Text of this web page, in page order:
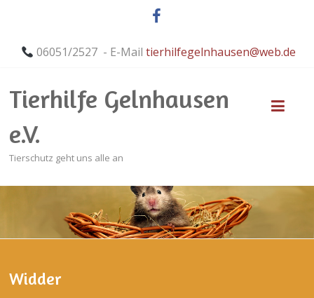
06051/2527 - E-Mailtierhilfegelnhausen@web.de
Tierhilfe Gelnhausen
e.V.
Tierschutz geht uns alle an
Widder